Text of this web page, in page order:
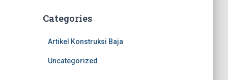
h
Categories
Artikel Konstruksi Baja
Uncategorized